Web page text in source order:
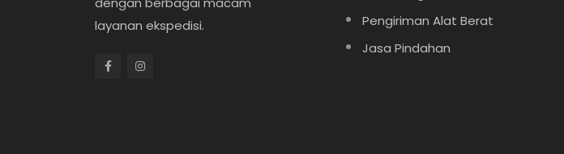
layanan ekspedisi.
Pengiriman Alat Berat
Jasa Pindahan